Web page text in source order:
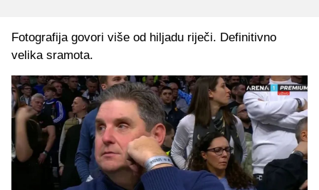
Fotografija govori više od hiljadu riječi. Definitivno
velika sramota.